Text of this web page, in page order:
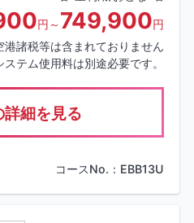
円～ 749,900円
港諸税等は含まれておりません
テム使用料は別途必要です。
詳細を見る
コースNo.：EBB13U